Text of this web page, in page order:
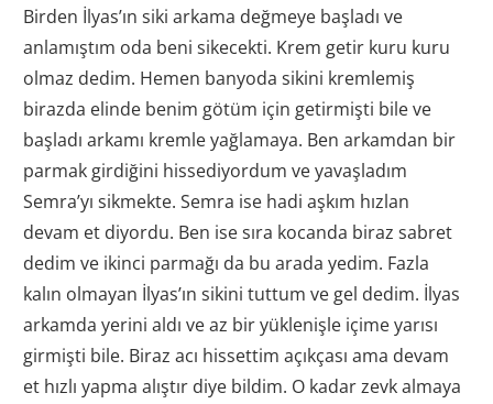
Birden İlyas’ın siki arkama değmeye başladı ve
anlamıştım oda beni sikecekti. Krem getir kuru kuru
olmaz dedim. Hemen banyoda sikini kremlemiş
birazda elinde benim götüm için getirmişti bile ve
başladı arkamı kremle yağlamaya. Ben arkamdan bir
parmak girdiğini hissediyordum ve yavaşladım
Semra’yı sikmekte. Semra ise hadi aşkım hızlan
devam et diyordu. Ben ise sıra kocanda biraz sabret
dedim ve ikinci parmağı da bu arada yedim. Fazla
kalın olmayan İlyas’ın sikini tuttum ve gel dedim. İlyas
arkamda yerini aldı ve az bir yüklenişle içime yarısı
girmişti bile. Biraz acı hissettim açıkçası ama devam
et hızlı yapma alıştır diye bildim. O kadar zevk almaya